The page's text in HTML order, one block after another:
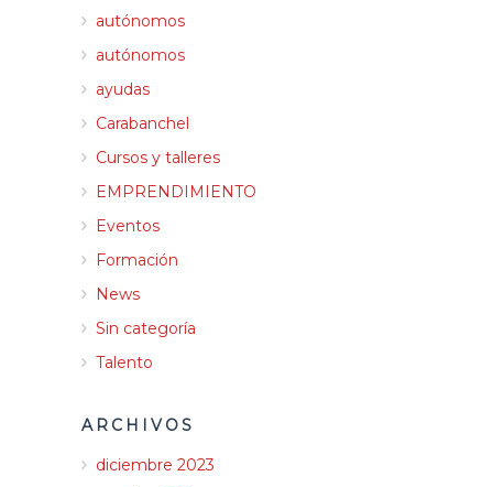
autónomos
autónomos
ayudas
Carabanchel
Cursos y talleres
EMPRENDIMIENTO
Eventos
Formación
News
Sin categoría
Talento
ARCHIVOS
diciembre 2023